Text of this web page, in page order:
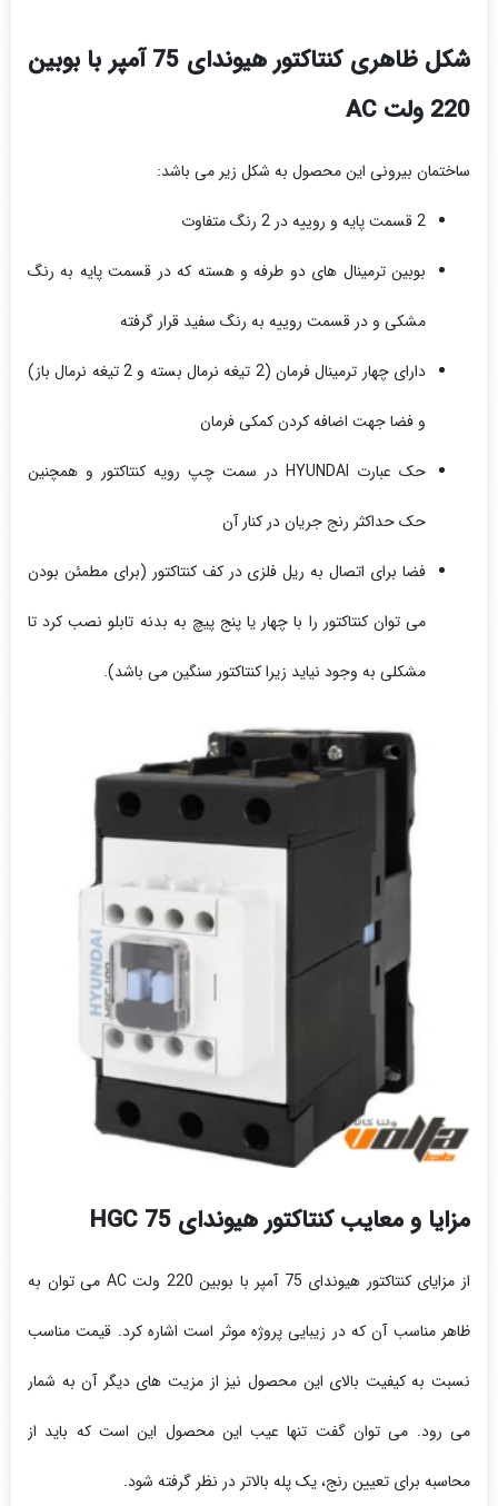
شکل ظاهری کنتاکتور هیوندای 75 آمپر با بوبین
220 ولت AC
ساختمان بیرونی این محصول به شکل زیر می باشد:
2 قسمت پایه و روییه در 2 رنگ متفاوت
بوبین ترمینال های دو طرفه و هسته که در قسمت پایه به رنگ
مشکی و در قسمت روییه به رنگ سفید قرار گرفته
دارای چهار ترمینال فرمان (2 تیغه نرمال بسته و 2 تیغه نرمال باز)
و فضا جهت اضافه کردن کمکی فرمان
حک عبارت HYUNDAI در سمت چپ رویه کنتاکتور و همچنین
حک حداکثر رنج جریان در کنار آن
فضا برای اتصال به ریل فلزی در کف کنتاکتور (برای مطمئن بودن
می توان کنتاکتور را با چهار یا پنج پیچ به بدنه تابلو نصب کرد تا
مشکلی به وجود نیاید زیرا کنتاکتور سنگین می باشد).
مزایا و معایب کنتاکتور هیوندای HGC 75
از مزایای کنتاکتور هیوندای 75 آمپر با بوبین 220 ولت AC می توان به
ظاهر مناسب آن که در زیبایی پروژه موثر است اشاره کرد. قیمت مناسب
نسبت به کیفیت بالای این محصول نیز از مزیت های دیگر آن به شمار
می رود. می توان گفت تنها عیب این محصول این است که باید از
محاسبه برای تعیین رنج، یک پله بالاتر در نظر گرفته شود.